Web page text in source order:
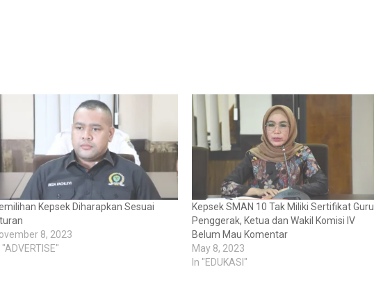
Kepsek Diharapkan Sesuai
8, 2023
"ADVERTISE"
Kepsek SMAN 10 Tak Miliki Sertifikat Guru
Penggerak, Ketua dan Wakil Komisi IV
Belum Mau Komentar
May 8, 2023
In "EDUKASI"